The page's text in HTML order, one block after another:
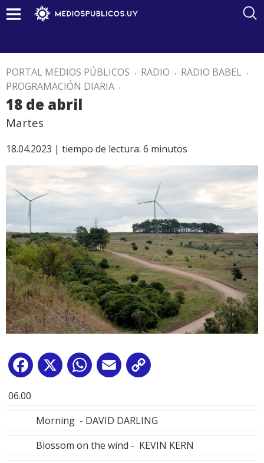
PORTAL MEDIOS PÚBLICOS . RADIO . RADIO BABEL .
PROGRAMACIÓN DIARIA .
18 de abril
Martes
18.04.2023 | tiempo de lectura: 6 minutos
Facebook
X WhatsApp
Email
06.00
Morning - DAVID DARLING
Blossom on the wind - KEVIN KERN